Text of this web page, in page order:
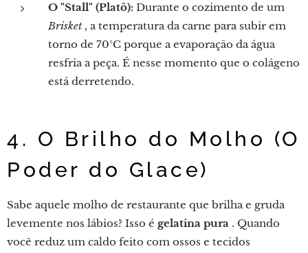
O "Stall" (Platô): Durante o cozimento de um
Brisket, a temperatura da carne para subir em
torno de 70°C porque a evaporação da água
resfria a peça. É nesse momento que o colágeno
está derretendo.
4. O Brilho do Molho (O
Poder do Glace)
Sabe aquele molho de restaurante que brilha e gruda
levemente nos lábios? Isso é gelatina pura . Quando
você reduz um caldo feito com ossos e tecidos